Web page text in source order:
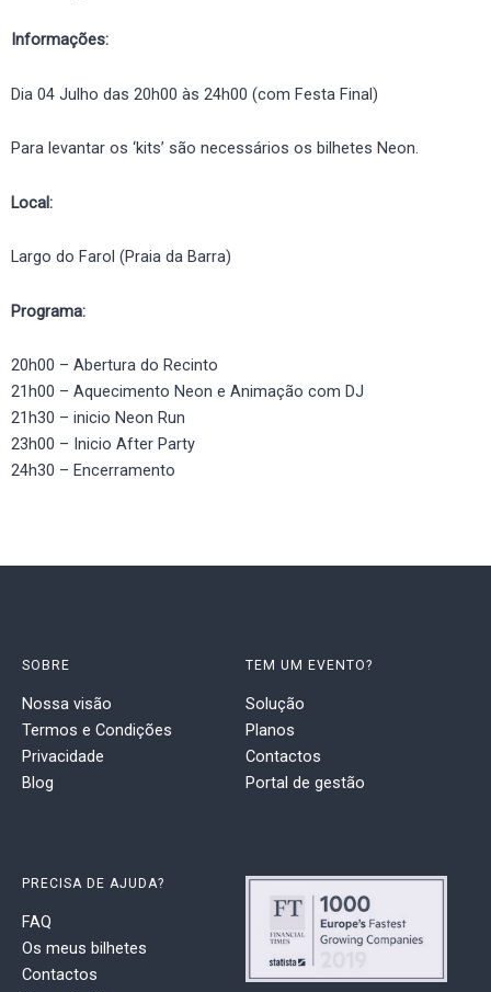
Informações:
Dia 04 Julho das 20h00 às 24h00 (com Festa Final)
Para levantar os ‘kits’ são necessários os bilhetes Neon.
Local:
Largo do Farol (Praia da Barra)
Programa:
20h00 – Abertura do Recinto
21h00 – Aquecimento Neon e Animação com DJ
21h30 – inicio Neon Run
23h00 – Inicio After Party
24h30 – Encerramento
SOBRE
Nossa visão
Termos e Condições
Privacidade
Blog
TEM UM EVENTO?
Solução
Planos
Contactos
Portal de gestão
PRECISA DE AJUDA?
FAQ
Os meus bilhetes
Contactos